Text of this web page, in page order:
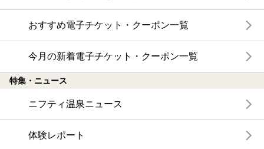
おすすめ電子チケット・クーポン一覧
今月の新着電子チケット・クーポン一覧
特集・ニュース
ニフティ温泉ニュース
体験レポート